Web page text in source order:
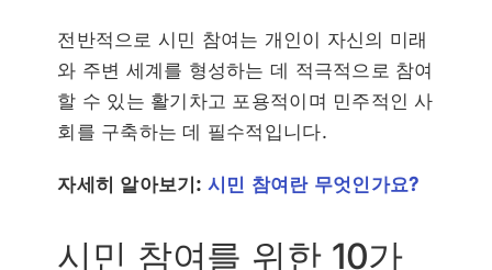
전반적으로 시민 참여는 개인이 자신의 미래
와 주변 세계를 형성하는 데 적극적으로 참여
할 수 있는 활기차고 포용적이며 민주적인 사
회를 구축하는 데 필수적입니다.
자세히 알아보기: 시민 참여란 무엇인가요?
시민 참여를 위한 10가